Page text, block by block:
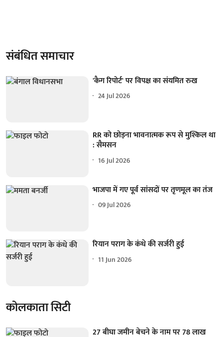
संबंधित समाचार
'कैग रिपोर्ट' पर विपक्ष का संयमित रुख
24 Jul 2026
RR को छोड़ना भावनात्मक रूप से मुश्किल था
: सैमसन
16 Jul 2026
भाजपा में गए पूर्व सांसदों पर तृणमूल का तंज
09 Jul 2026
रियान पराग के कंधे की सर्जरी हुई
11 Jun 2026
कोलकाता सिटी
27 बीघा जमीन बेचने के नाम पर 78 लाख